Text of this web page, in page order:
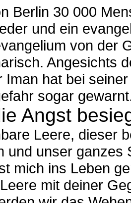
Berlin 30 000
und ein
von der
Angesichts
Iman hat bei
sogar
Angst
Leere, dieser
und unser ganzes
mich ins Leben
mit deiner